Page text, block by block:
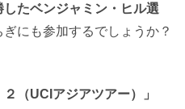
たベンジャミン・ヒル選
にも参加するでしょうか？
（UCIアジアツアー）」